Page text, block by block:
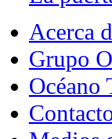
Acerca
Grupo
Océano